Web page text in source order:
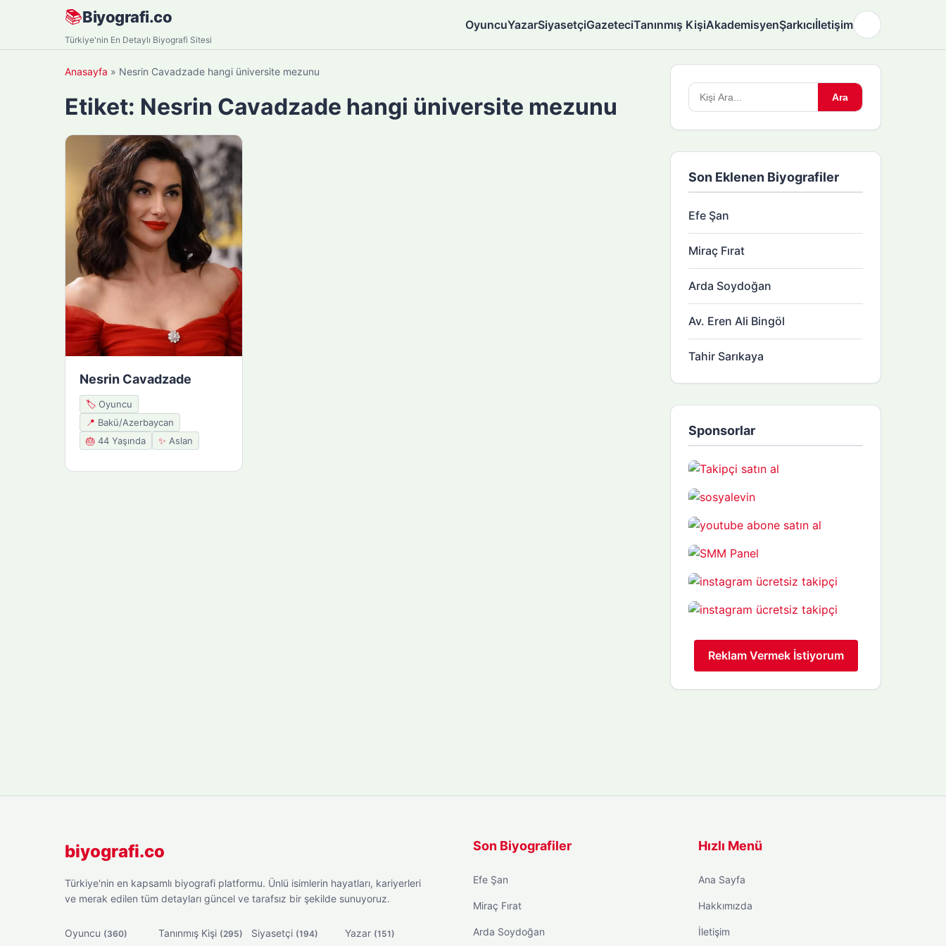
📚Biyografi.co
Türkiye'nin En Detaylı Biyografi Sitesi
OyuncuYazarSiyasetçiGazeteciTanınmış KişiAkademisyenŞarkıcıİletişim
Anasayfa » Nesrin Cavadzade hangi üniversite mezunu
Etiket: Nesrin Cavadzade hangi üniversite mezunu
Nesrin Cavadzade
🏷️ Oyuncu
📍 Bakü/Azerbaycan
🎂 44 Yaşında ✨ Aslan
Arama
yapın:
Ara
Son Eklenen Biyografiler
Efe Şan
Miraç Fırat
Arda Soydoğan
Av. Eren Ali Bingöl
Tahir Sarıkaya
Sponsorlar
Reklam Vermek İstiyorum
biyografi.co
Türkiye'nin en kapsamlı biyografi platformu. Ünlü isimlerin hayatları, kariyerleri
ve merak edilen tüm detayları güncel ve tarafsız bir şekilde sunuyoruz.
Oyuncu (360) Tanınmış Kişi (295) Siyasetçi (194) Yazar (151)
Son Biyografiler
Efe Şan
Miraç Fırat
Arda Soydoğan
Hızlı Menü
Ana Sayfa
Hakkımızda
İletişim